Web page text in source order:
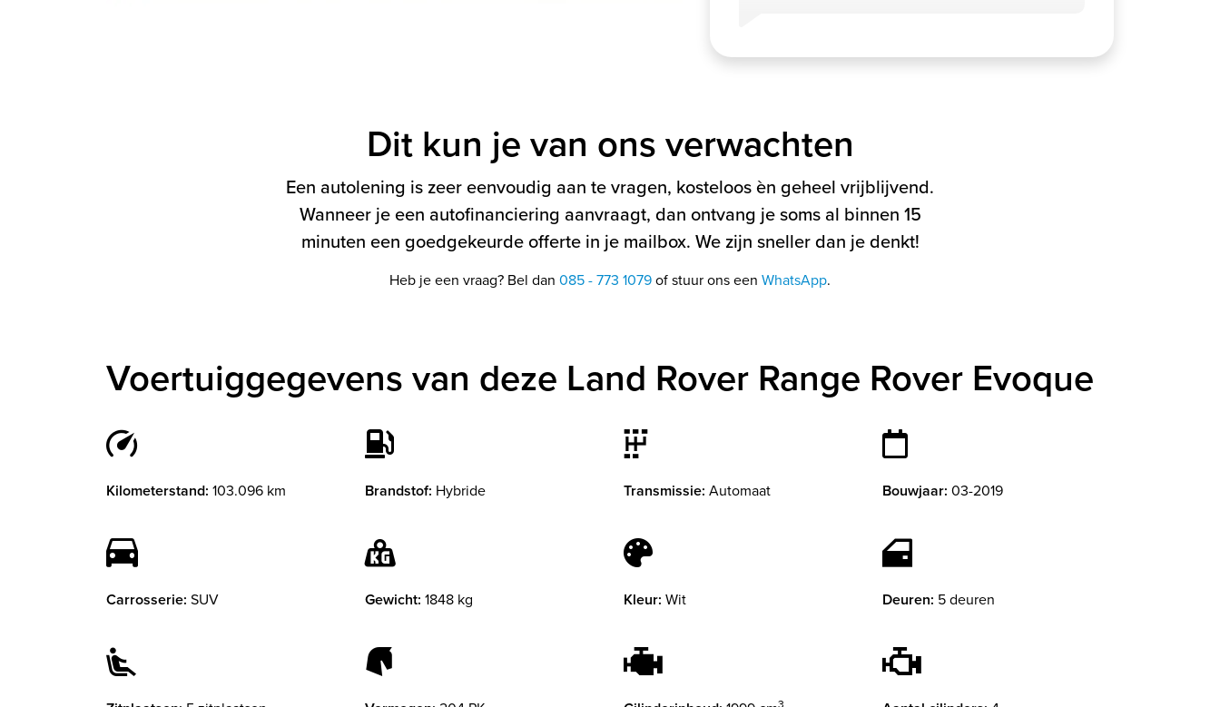
Dit kun je van ons verwachten
Een autolening is zeer eenvoudig aan te vragen, kosteloos èn geheel vrijblijvend.
Wanneer je een autofinanciering aanvraagt, dan ontvang je soms al binnen 15
minuten een goedgekeurde offerte in je mailbox. We zijn sneller dan je denkt!
Heb je een vraag? Bel dan 085 - 773 1079of stuur ons een WhatsApp.
Voertuiggegevens van deze Land Rover Range Rover Evoque
Kilometerstand: 103.096 km Brandstof: Hybride Transmissie: Automaat Bouwjaar: 03-2019
Carrosserie: SUV Gewicht: 1848 kg Kleur: Wit Deuren: 5 deuren